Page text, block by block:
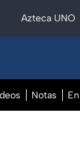
Azteca UNO
Notas